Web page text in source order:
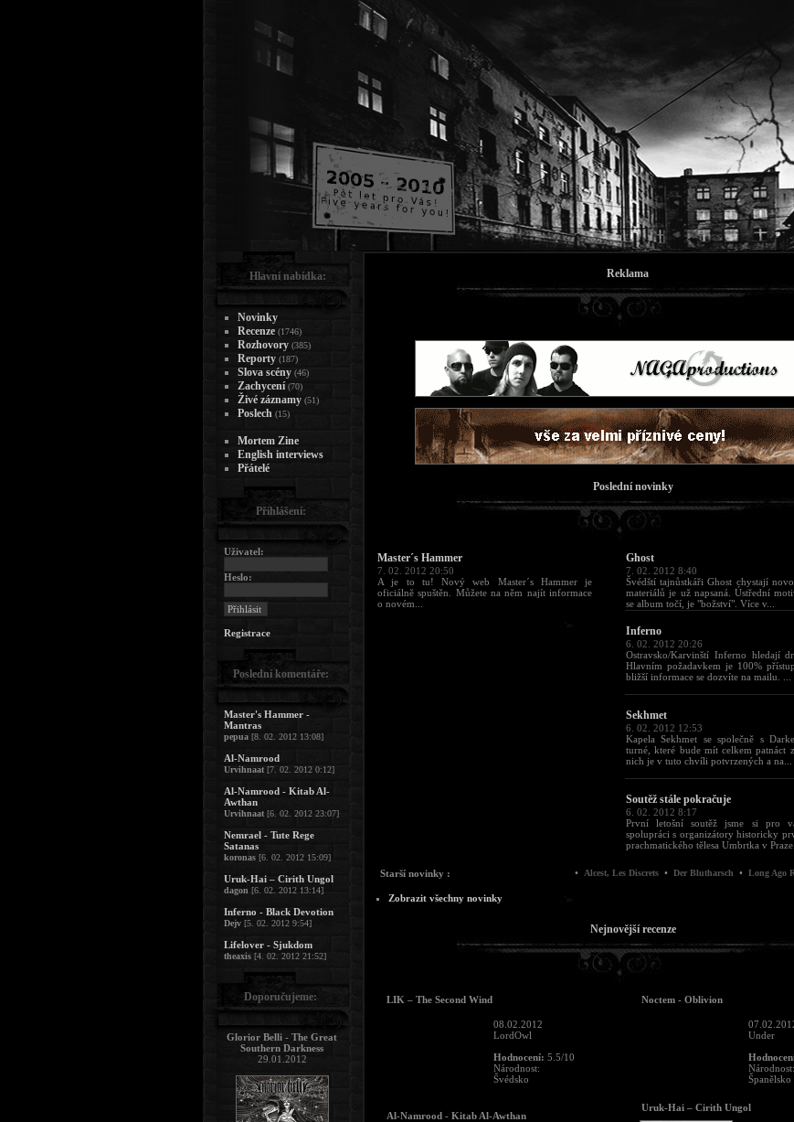
Reklama
Poslední novinky
Master´s Hammer
7. 02. 2012 20:50
A je to tu! Nový web Master´s Hammer je
oficiálně spuštěn. Můžete na něm najít informace
o novém...
Ghost
7. 02. 2012 8:40
Švédští tajnůstkáři Ghost chystají
materiálů je už napsaná. Ústřední
se album točí, je "božství". Více v...
Inferno
6. 02. 2012 20:26
Ostravsko/Karvinští Inferno hledají
Hlavním požadavkem je 100%
bližší informace se dozvíte na mailu. ...
Sekhmet
6. 02. 2012 12:53
Kapela Sekhmet se společně s
turné, které bude mít celkem patnáct
nich je v tuto chvíli potvrzených a na...
Soutěž stále pokračuje
6. 02. 2012 8:17
První letošní soutěž jsme si pro
spolupráci s organizátory historicky
prachmatického tělesa Umbrtka v Praze.
Starší novinky : Alcest, Les Discrets•Der Blutharsch•Long Ago
Zobrazit všechny novinky
Nejnovější recenze
LIK – The Second Wind
08.02.2012
LordOwl
Hodnocení: 5.5/10
Národnost:
Švédsko
Noctem - Oblivion
Under
Národnost:
Španělsko
Al-Namrood - Kitab Al-Awthan
Uruk-Hai – Cirith Ungol
Hlavní nabídka:
Novinky
Recenze (1746)
Rozhovory (385)
Reporty (187)
Slova scény (46)
Zachycení (70)
Živé záznamy (51)
Poslech (15)
Mortem Zine
English interviews
Přátelé
Přihlášení:
Uživatel:
Heslo:
Registrace
Poslední komentáře:
Master's Hammer -
Mantras
pepua [8. 02. 2012 13:08]
Al-Namrood
Urvihnaat [7. 02. 2012 0:12]
Al-Namrood - Kitab Al-
Awthan
Urvihnaat [6. 02. 2012 23:07]
Nemrael - Tute Rege
Satanas
koronas [6. 02. 2012 15:09]
Uruk-Hai – Cirith Ungol
dagon [6. 02. 2012 13:14]
Inferno - Black Devotion
Dejv [5. 02. 2012 9:54]
Lifelover - Sjukdom
theaxis [4. 02. 2012 21:52]
Doporučujeme:
Glorior Belli - The Great
Southern Darkness
29.01.2012